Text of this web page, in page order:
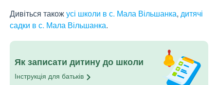
Дивіться такожусі школи в с. Мала Вільшанка, дитячі
садки в с. Мала Вільшанка.
Як записати дитину до школи
Інструкція для батьків